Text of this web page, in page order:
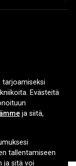
AB
tarjoamiseksi
Evästeitä
ja siitä,
tallentamiseen
ja sitä voi